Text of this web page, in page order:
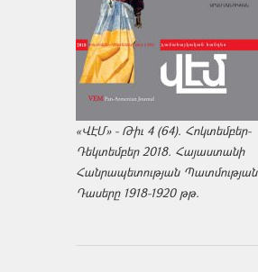
«ՎԷՄ» - Թիւ 4 (64). Հոկտեմբեր-
Դեկտեմբեր 2018. Հայաստանի
Հանրապետության Պատմության
Դասերը 1918-1920 թթ.